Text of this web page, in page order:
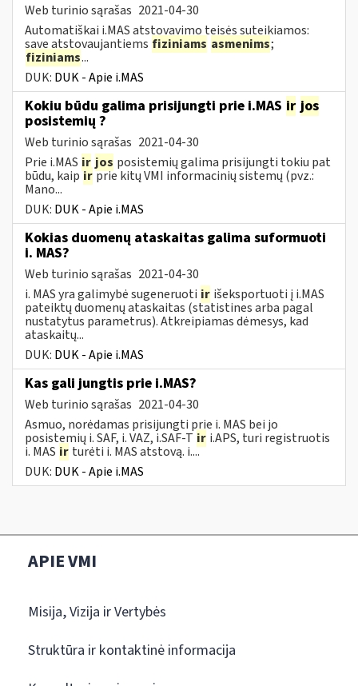
Web turinio sąrašas 2021-04-30
Automatiškai i.MAS atstovavimo teisės suteikiamos:
save atstovaujantiems fiziniams asmenims;
fiziniams...
DUK: DUK - Apie i.MAS
Kokiu būdu galima prisijungti prie i.MAS ir jos
posistemių ?
Web turinio sąrašas 2021-04-30
Prie i.MAS ir jos posistemių galima prisijungti tokiu pat
būdu, kaipirprie kitų VMI informacinių sistemų (pvz.:
Mano...
DUK: DUK - Apie i.MAS
Kokias duomenų ataskaitas galima suformuoti
i. MAS?
Web turinio sąrašas 2021-04-30
i. MAS yra galimybė sugeneruoti ir išeksportuoti į i.MAS
pateiktų duomenų ataskaitas (statistines arba pagal
nustatytus parametrus). Atkreipiamas dėmesys, kad
ataskaitų...
DUK: DUK - Apie i.MAS
Kas gali jungtis prie i.MAS?
Web turinio sąrašas 2021-04-30
Asmuo, norėdamas prisijungti prie i. MAS bei jo
posistemių i. SAF, i. VAZ, i.SAF-T ir i.APS, turi registruotis
i. MAS ir turėti i. MAS atstovą. i....
DUK: DUK - Apie i.MAS
APIE VMI
Misija, Vizija ir Vertybės
Struktūra ir kontaktinė informacija